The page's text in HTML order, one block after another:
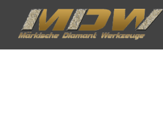
Inhalt